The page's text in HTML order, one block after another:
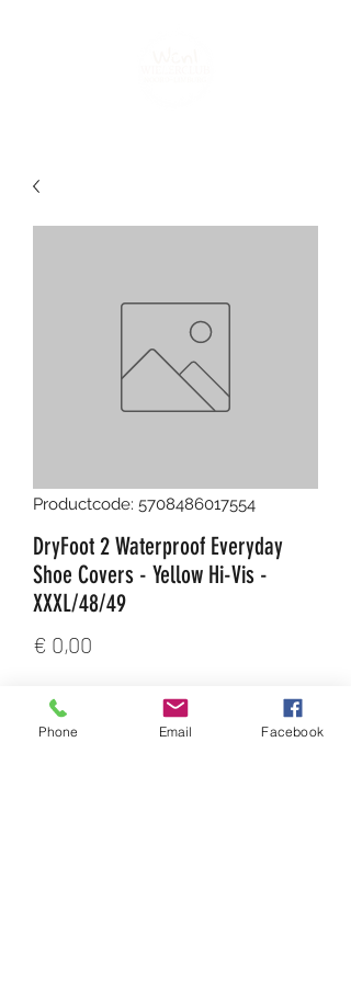
Productcode: 5708486017554
DryFoot 2 Waterproof Everyday
Shoe Covers - Yellow Hi-Vis -
XXXL/48/49
€ 0,00
Aantal
Phone Email Facebook